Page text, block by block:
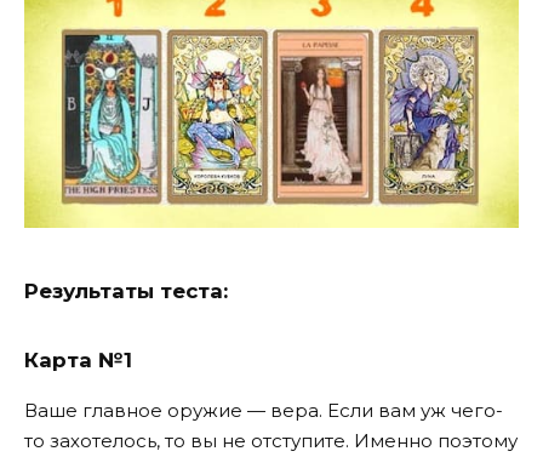
Результаты теста:
Карта №1
Ваше главное оружие — вера. Если вам уж чего-
то захотелось, то вы не отступите. Именно поэтому